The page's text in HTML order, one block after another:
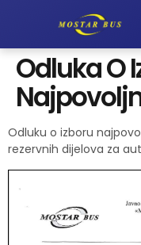
Odluka O
Odluku o izboru
rezervnih dijelova za